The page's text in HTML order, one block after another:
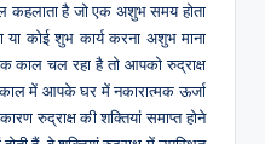
कहलाता है जो एक अशुभ समय होता
कोई शुभ कार्य करना अशुभ माना
चल रहा है तो आपको रुद्राक्ष
में आपके घर में नकारात्मक ऊर्जा
रुद्राक्ष की शक्तियां समाप्त होने